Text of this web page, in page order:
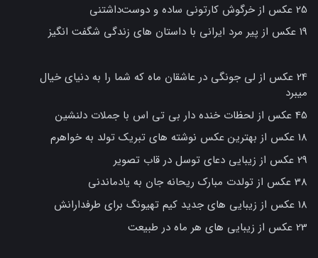
25 عکس از خرگوش کارتونی ساده و دوست‌داشتنی
19 عکس از پیر مرد ایرانی با داستان های زندگی شگفت انگیز
24 عکس از لی جونگی در عاشقان ماه که شما را به دنیای خیال
میبرد
45 عکس از لحظات خنده دار بی تی اس با جملات دلنشین
18 عکس از بهترین عکس نوشته های تبریک تولد به خواهرم
29 عکس از زیبایی دعای توسل در قاب تصویر
38 عکس از تولدت مبارک ریحانه جان به یادماندنی
18 عکس از زیبایی های جدید کیم تهیونگ برای طرفدارانش
23 عکس از زیبایی های هر ماه در طبیعت